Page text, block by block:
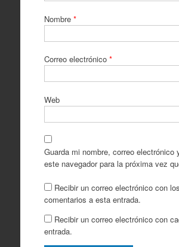
Nombre *
Correo electrónico *
Web
Guarda mi nombre, correo electrónico
este navegador para la próxima vez
Recibir un correo electrónico con
comentarios a esta entrada.
Recibir un correo electrónico con
entrada.